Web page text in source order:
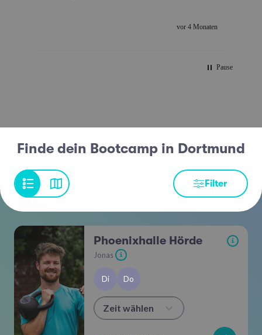
vor 4 Monaten
Pause
Finde dein Bootcamp in Dortmund
Filter
Phoenixhalle Hörde i
Jonas i
Di Do
Zeit wählen